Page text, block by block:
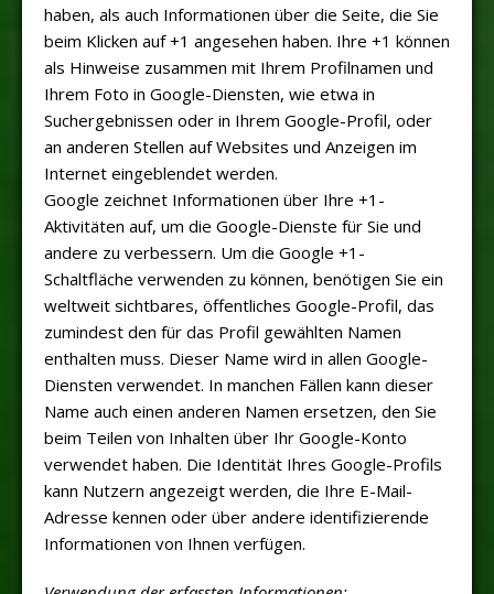
haben, als auch Informationen über die Seite, die Sie
beim Klicken auf +1 angesehen haben. Ihre +1 können
als Hinweise zusammen mit Ihrem Profilnamen und
Ihrem Foto in Google-Diensten, wie etwa in
Suchergebnissen oder in Ihrem Google-Profil, oder
an anderen Stellen auf Websites und Anzeigen im
Internet eingeblendet werden.
Google zeichnet Informationen über Ihre +1-
Aktivitäten auf, um die Google-Dienste für Sie und
andere zu verbessern. Um die Google +1-
Schaltfläche verwenden zu können, benötigen Sie ein
weltweit sichtbares, öffentliches Google-Profil, das
zumindest den für das Profil gewählten Namen
enthalten muss. Dieser Name wird in allen Google-
Diensten verwendet. In manchen Fällen kann dieser
Name auch einen anderen Namen ersetzen, den Sie
beim Teilen von Inhalten über Ihr Google-Konto
verwendet haben. Die Identität Ihres Google-Profils
kann Nutzern angezeigt werden, die Ihre E-Mail-
Adresse kennen oder über andere identifizierende
Informationen von Ihnen verfügen.